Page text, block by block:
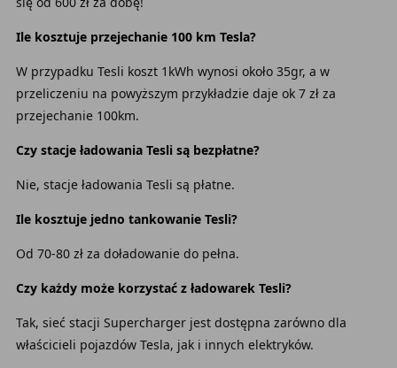
Ile kosztuje przejechanie 100 km Tesla?
W przypadku Tesli koszt 1kWh wynosi około 35gr, a w
przeliczeniu na powyższym przykładzie daje ok 7 zł za
przejechanie 100km.
Czy stacje ładowania Tesli są bezpłatne?
Nie, stacje ładowania Tesli są płatne.
Ile kosztuje jedno tankowanie Tesli?
Od 70-80 zł za doładowanie do pełna.
Czy każdy może korzystać z ładowarek Tesli?
Tak, sieć stacji Supercharger jest dostępna zarówno dla
właścicieli pojazdów Tesla, jak i innych elektryków.